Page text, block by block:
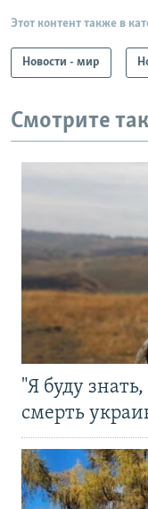
Этот контент также в
Новости - мир
Смотрите
"Я буду
смерть